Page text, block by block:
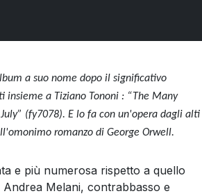
a suo nome dopo il significativo
insieme a Tiziano Tononi : “The Many
July” (fy7078). E lo fa con un'opera dagli alti
romanzo di George Orwell.
e più numerosa rispetto a quello
Melani, contrabbasso e